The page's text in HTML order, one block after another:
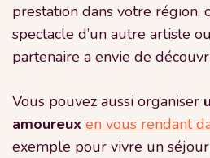
prestation dans votre région,
spectacle d’un autre artiste
partenaire a envie de
Vous pouvez aussi organiser
amoureux en vous rendant
exemple pour vivre un